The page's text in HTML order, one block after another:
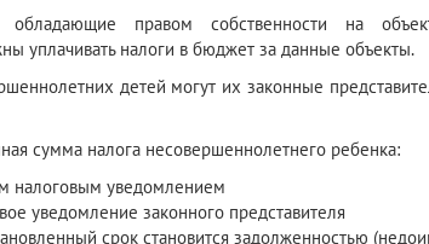
обладающие правом собственности на
уплачивать налоги в бюджет за данные объекты.
детей могут их законные
сумма налога несовершеннолетнего ребенка:
налоговым уведомлением
уведомление законного представителя
срок становится задолженностью